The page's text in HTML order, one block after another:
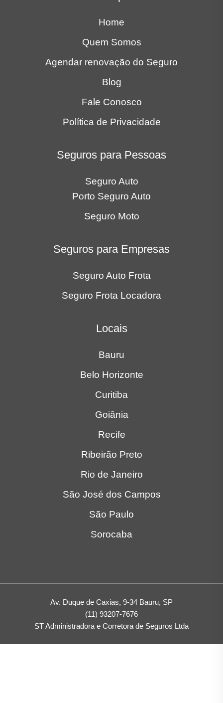
Home
Quem Somos
Agendar renovação do Seguro
Blog
Fale Conosco
Política de Privacidade
Seguros para Pessoas
Seguro Auto
Porto Seguro Auto
Seguro Moto
Seguros para Empresas
Seguro Auto Frota
Seguro Frota Locadora
Locais
Bauru
Belo Horizonte
Curitiba
Goiânia
Recife
Ribeirão Preto
Rio de Janeiro
São José dos Campos
São Paulo
Sorocaba
Av. Duque de Caxias, 9-34 Bauru, SP
(11) 93207-7676
ST Administradora e Corretora de Seguros Ltda